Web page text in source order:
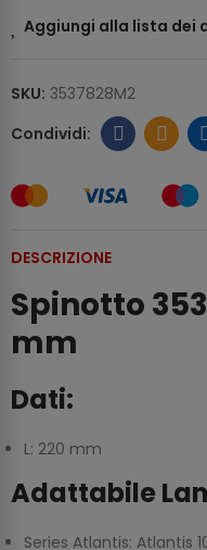
Aggiungi alla lista dei
SKU: 3537828M2
DESCRIZIONE
Spinotto
mm
Dati:
L: 220 mm
Adattabile
Series Atlantis: Atlantis